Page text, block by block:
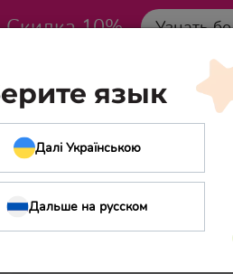
10% Узнать
язык
Далі Українською
Дальше на русском